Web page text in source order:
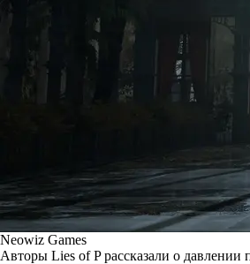
Neowiz Games
Авторы Lies of P рассказали о давлении